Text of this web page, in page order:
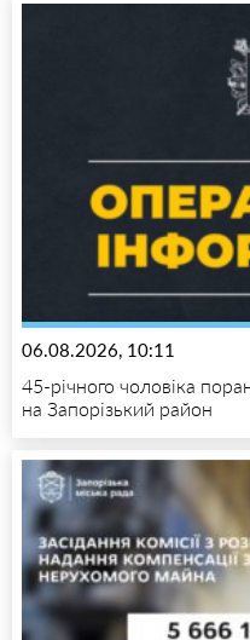
06.08.2026, 10:11
45-річного чоловіка
на Запорізький район